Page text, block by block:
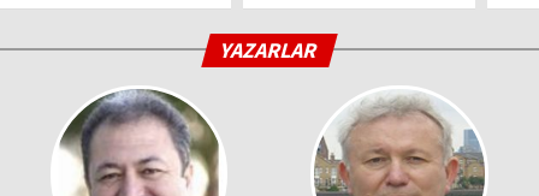
YAZARLAR